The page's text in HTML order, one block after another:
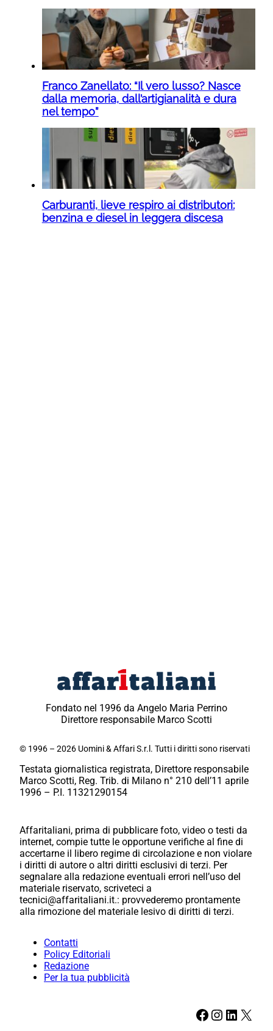
Franco Zanellato: “Il vero lusso? Nasce
dalla memoria, dall’artigianalità e dura
nel tempo”
Carburanti, lieve respiro ai distributori:
benzina e diesel in leggera discesa
Fondato nel 1996 da Angelo Maria Perrino
Direttore responsabile Marco Scotti
© 1996 – 2026 Uomini & Affari S.r.l. Tutti i diritti sono riservati
Testata giornalistica registrata, Direttore responsabile
Marco Scotti, Reg. Trib. di Milano n° 210 dell’11 aprile
1996 – P.I. 11321290154
Affaritaliani, prima di pubblicare foto, video o testi da
internet, compie tutte le opportune verifiche al fine di
accertarne il libero regime di circolazione e non violare
i diritti di autore o altri diritti esclusivi di terzi. Per
segnalare alla redazione eventuali errori nell’uso del
materiale riservato, scriveteci a
tecnici@affaritaliani.it.: provvederemo prontamente
alla rimozione del materiale lesivo di diritti di terzi.
Contatti
Policy Editoriali
Redazione
Per la tua pubblicità
Facebook Instagram LinkedIn X